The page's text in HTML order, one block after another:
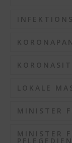
LOKALE
MINISTER
MINISTER